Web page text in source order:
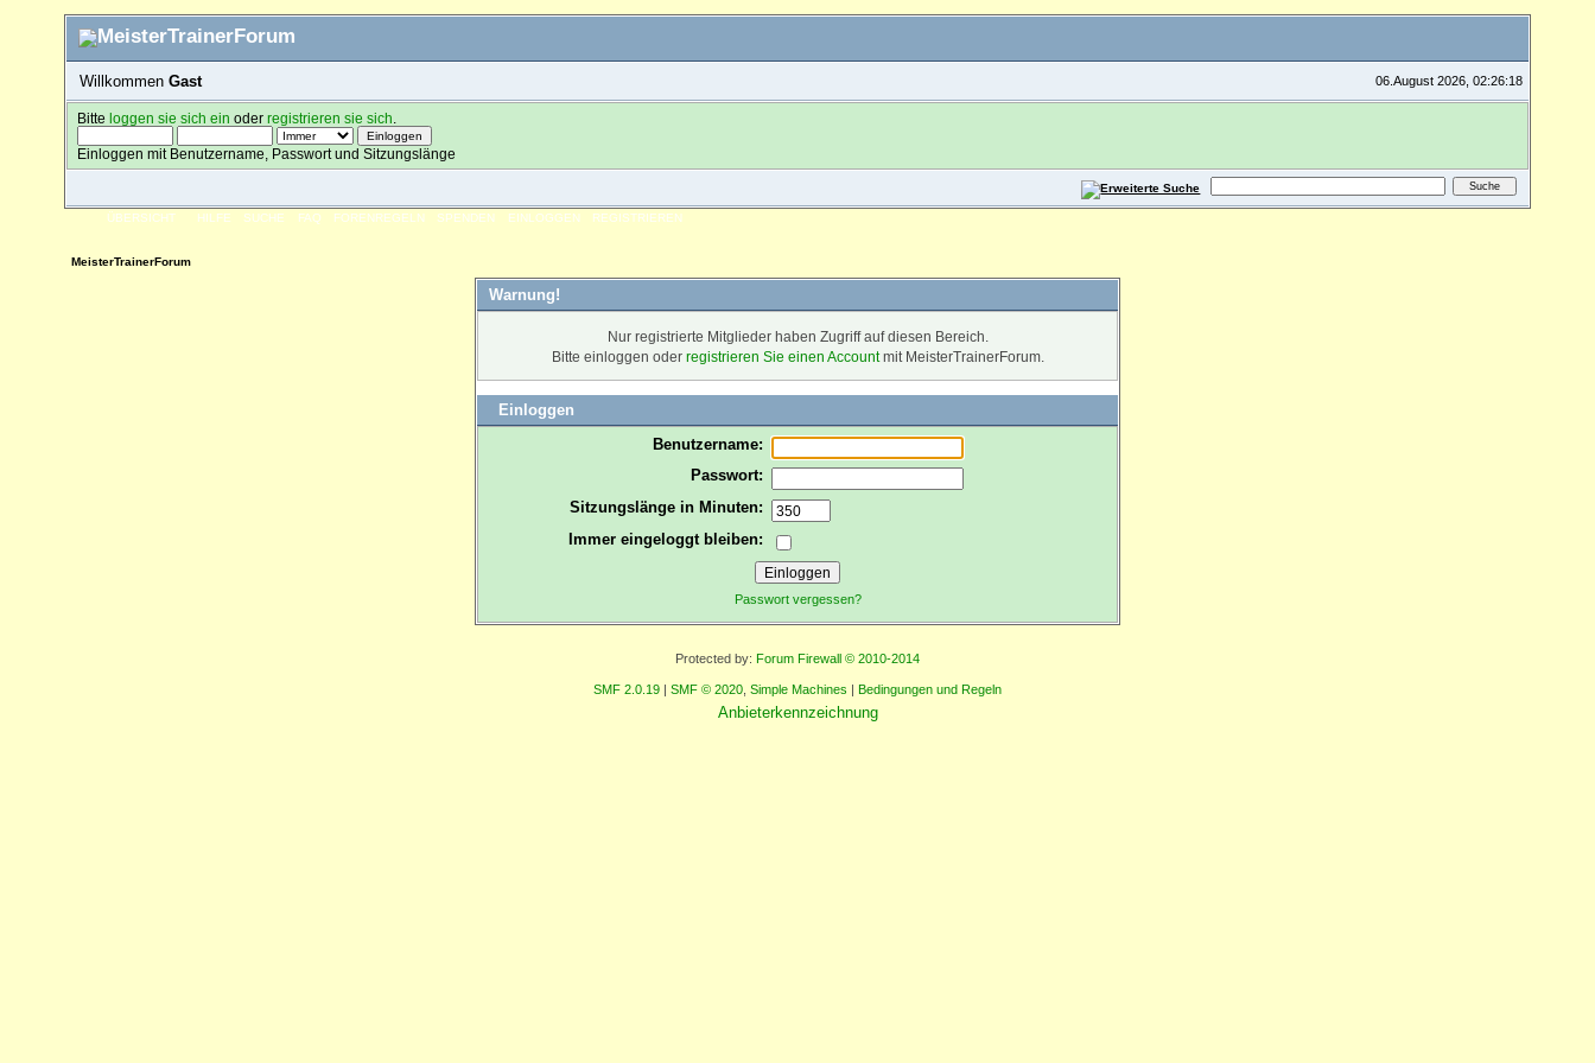
06.August 2026, 02:26:18
WillkommenGast
Bitte loggen sie sich ein oder registrieren sie sich
Einloggen mit Benutzername, Passwort und Sitzungslänge
ÜBERSICHT HILFE SUCHE FAQ FORENREGELN SPENDEN EINLOGGEN REGISTRIEREN
MeisterTrainerForum
Warnung!
Nur registrierte Mitglieder haben Zugriff auf diesen Bereich.
Bitte einloggen oder registrieren Sie einen Accountmit MeisterTrainerForum.
Einloggen
Benutzername:
Passwort:
Sitzungslänge in Minuten:
Immer eingeloggt bleiben:
Passwort vergessen?
Protected by: Forum Firewall © 2010-2014
SMF 2.0.19 | SMF © 2020 Simple Machines | Bedingungen und Regeln
Anbieterkennzeichnung